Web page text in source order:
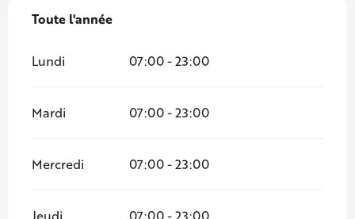
Toute l'année
Toute l'année
Lundi 07:00 - 23:00
Mardi 07:00 - 23:00
Mercredi 07:00 - 23:00
Jeudi 07:00 - 23:00